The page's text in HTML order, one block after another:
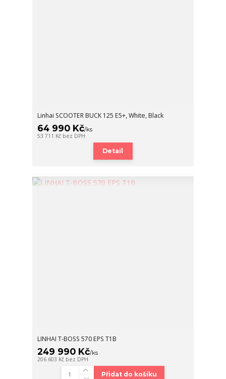
Linhai SCOOTER BUCK 125 E5+, White, Black
64 990 Kč/ks
53 711 Kč bez DPH
Detail
LINHAI T-BOSS 570 EPS T1B
249 990 Kč/ks
206 603 Kč bez DPH
Přidat do košíku